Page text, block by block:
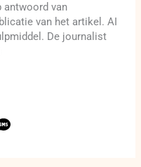
antwoord van
van het artikel. AI
De journalist